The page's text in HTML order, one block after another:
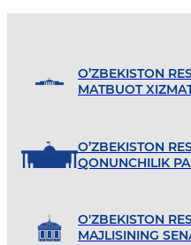
O’ZBEKISTON
MATBUOT
O’ZBEKISTON
QONUNCHILIK
O'ZBEKISTON
MAJLISINING